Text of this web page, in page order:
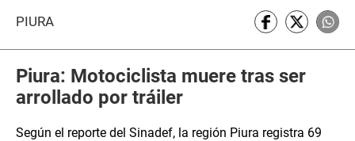
PIURA
Piura: Motociclista muere tras ser
arrollado por tráiler
Según el reporte del Sinadef, la región Piura registra 69